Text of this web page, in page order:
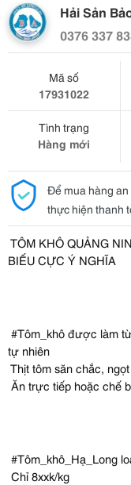
Hải Sản
0376 337
Mã số
17931022
Tình trạng
Hàng mới
Để mua hàng
thực hiện thanh
TÔM KHÔ QUẢNG
BIẾU CỰC Ý NGHĨA
#Tôm_khô được làm
tự nhiên
Thịt tôm săn chắc,
Ăn trực tiếp hoặc chế
#Tôm_khô_Hạ_Long
Chỉ 8xxk/kg